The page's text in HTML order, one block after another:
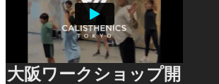
大阪ワークショップ開